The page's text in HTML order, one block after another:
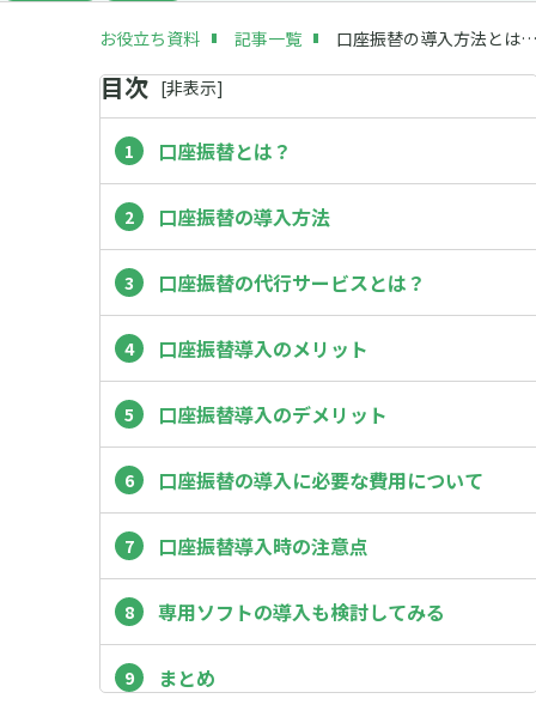
お役立ち資料 記事一覧 口座振替の導入方法とは？メリット・デメリットや注意点を解説
目次 [非表示]
口座振替とは？
口座振替の導入方法
口座振替の代行サービスとは？
口座振替導入のメリット
口座振替導入のデメリット
口座振替の導入に必要な費用について
口座振替導入時の注意点
専用ソフトの導入も検討してみる
まとめ